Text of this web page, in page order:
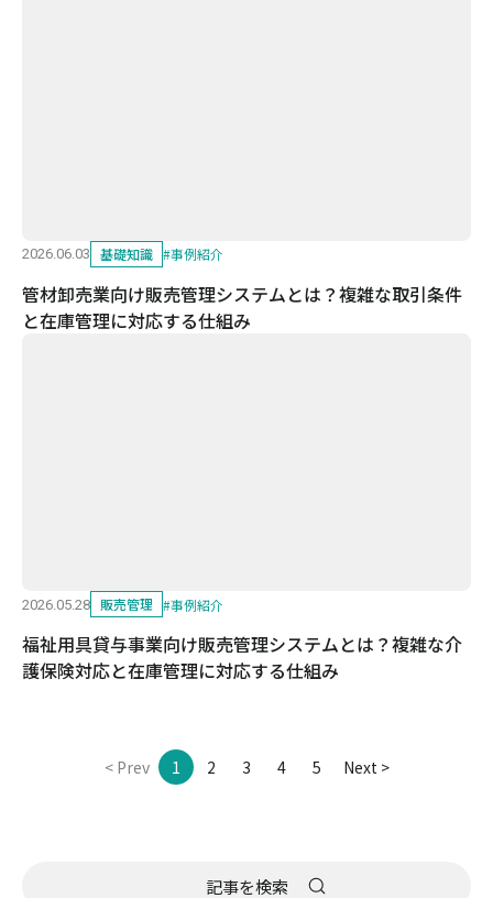
2026.06.03 基礎知識 #事例紹介
管材卸売業向け販売管理システムとは？複雑な取引条件
と在庫管理に対応する仕組み
2026.05.28 販売管理 #事例紹介
福祉用具貸与事業向け販売管理システムとは？複雑な介
護保険対応と在庫管理に対応する仕組み
< Prev 1 2 3 4 5 Next >